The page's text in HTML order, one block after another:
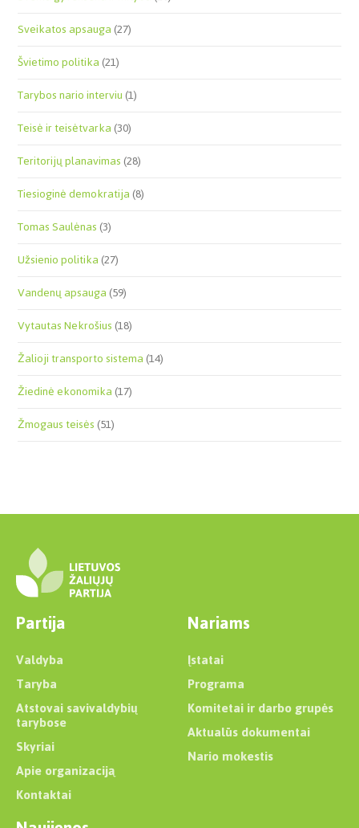
Sveikatos apsauga(27)
Švietimo politika(21)
Tarybos nario interviu(1)
Teisė ir teisėtvarka(30)
Teritorijų planavimas(28)
Tiesioginė demokratija(8)
Tomas Saulėnas(3)
Užsienio politika(27)
Vandenų apsauga(59)
Vytautas Nekrošius(18)
Žalioji transporto sistema(14)
Žiedinė ekonomika(17)
Žmogaus teisės(51)
Partija
Valdyba
Taryba
Atstovai savivaldybių
tarybose
Skyriai
Apie organizaciją
Kontaktai
Nariams
Įstatai
Programa
Komitetai ir darbo grupės
Aktualūs dokumentai
Nario mokestis